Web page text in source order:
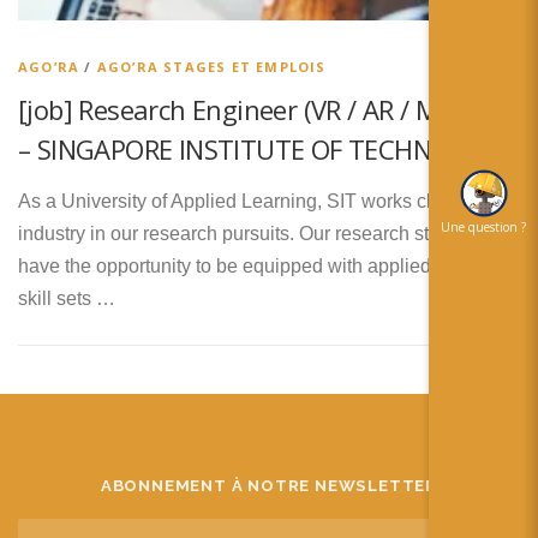
Español
AGO’RA / AGO’RA STAGES ET EMPLOIS
[job] Research Engineer (VR / AR / MR) job
– SINGAPORE INSTITUTE OF TECHNOLOGY
As a University of Applied Learning, SIT works closely with
industry in our research pursuits. Our research staff will
have the opportunity to be equipped with applied research
skill sets …
ABONNEMENT À NOTRE NEWSLETTER
Une question ?